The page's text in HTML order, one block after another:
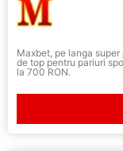
Maxbet, pe langa
de top pentru pariuri
la 700 RON.